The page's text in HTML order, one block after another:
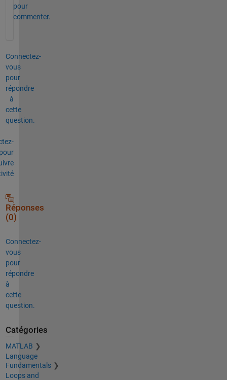
pour
commenter.
Connectez-
vous
pour
répondre
à
cette
question.
Réponses
(0)
Connectez-
vous
pour
répondre
à
cette
question.
Catégories
MATLAB
Language
Fundamentals
Loops and